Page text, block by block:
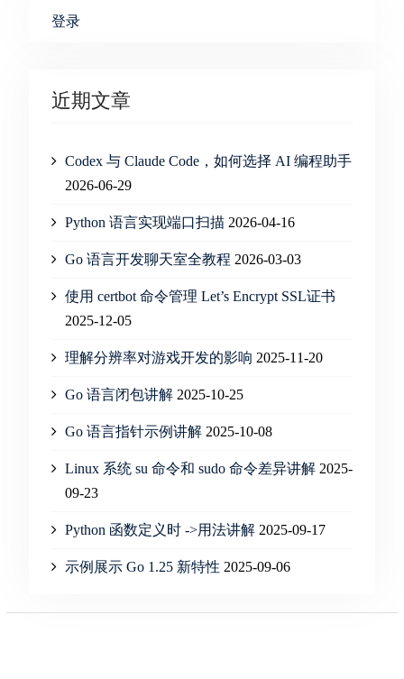
登录
近期文章
Codex 与 Claude Code，如何选择 AI 编程助手
2026-06-29
Python 语言实现端口扫描 2026-04-16
Go 语言开发聊天室全教程 2026-03-03
使用 certbot 命令管理 Let’s Encrypt SSL证书
2025-12-05
理解分辨率对游戏开发的影响 2025-11-20
Go 语言闭包讲解 2025-10-25
Go 语言指针示例讲解 2025-10-08
Linux 系统 su 命令和 sudo 命令差异讲解 2025-
09-23
Python 函数定义时 ->用法讲解 2025-09-17
示例展示 Go 1.25 新特性 2025-09-06